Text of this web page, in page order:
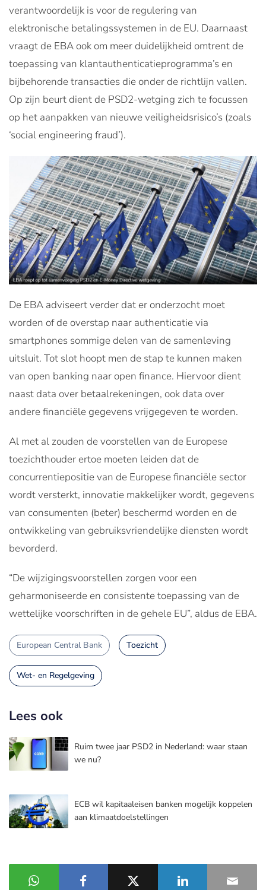
verantwoordelijk is voor de regulering van
elektronische betalingssystemen in de EU. Daarnaast
vraagt de EBA ook om meer duidelijkheid omtrent de
toepassing van klantauthenticatieprogramma’s en
bijbehorende transacties die onder de richtlijn vallen.
Op zijn beurt dient de PSD2-wetging zich te focussen
op het aanpakken van nieuwe veiligheidsrisico’s (zoals
‘social engineering fraud’).
De EBA adviseert verder dat er onderzocht moet
worden of de overstap naar authenticatie via
smartphones sommige delen van de samenleving
uitsluit. Tot slot hoopt men de stap te kunnen maken
van open banking naar open finance. Hiervoor dient
naast data over betaalrekeningen, ook data over
andere financiële gegevens vrijgegeven te worden.
Al met al zouden de voorstellen van de Europese
toezichthouder ertoe moeten leiden dat de
concurrentiepositie van de Europese financiële sector
wordt versterkt, innovatie makkelijker wordt, gegevens
van consumenten (beter) beschermd worden en de
ontwikkeling van gebruiksvriendelijke diensten wordt
bevorderd.
“De wijzigingsvoorstellen zorgen voor een
geharmoniseerde en consistente toepassing van de
wettelijke voorschriften in de gehele EU”, aldus de EBA.
European Central Bank Toezicht
Wet- en Regelgeving
Lees ook
Ruim twee jaar PSD2 in Nederland: waar staan
we nu?
ECB wil kapitaaleisen banken mogelijk koppelen
aan klimaatdoelstellingen